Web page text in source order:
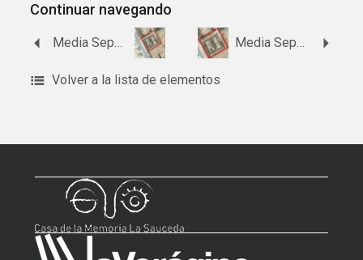
Continuar navegando
Media Sepultura 29, Fila 4, Patio 6, Línea Este del cementerio de San José Media Sepultura 6, Fila 3, Patio 6, Línea Este del cementerio de San José en Cádiz
Volver a la lista de elementos